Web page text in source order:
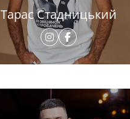
Тарас Стадницький